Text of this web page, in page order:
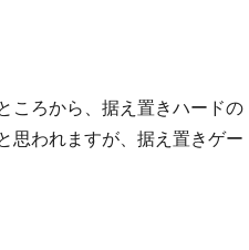
ころから、据え置きハードの
思われますが、据え置きゲー